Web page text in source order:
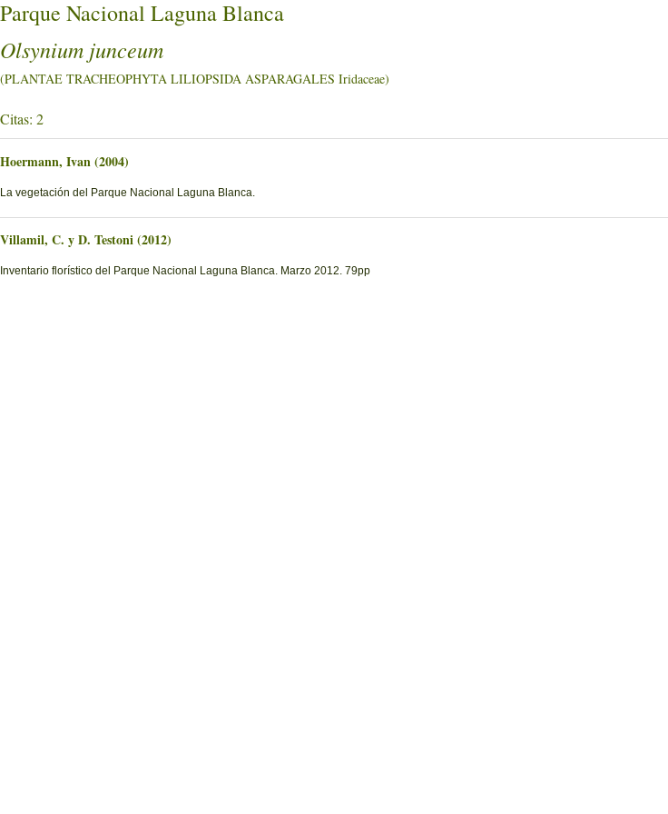
Parque Nacional Laguna Blanca
Olsynium junceum
(PLANTAE TRACHEOPHYTA LILIOPSIDA ASPARAGALES Iridaceae)
Citas: 2
Hoermann, Ivan (2004)
La vegetación del Parque Nacional Laguna Blanca.
Villamil, C. y D. Testoni (2012)
Inventario florístico del Parque Nacional Laguna Blanca. Marzo 2012. 79pp